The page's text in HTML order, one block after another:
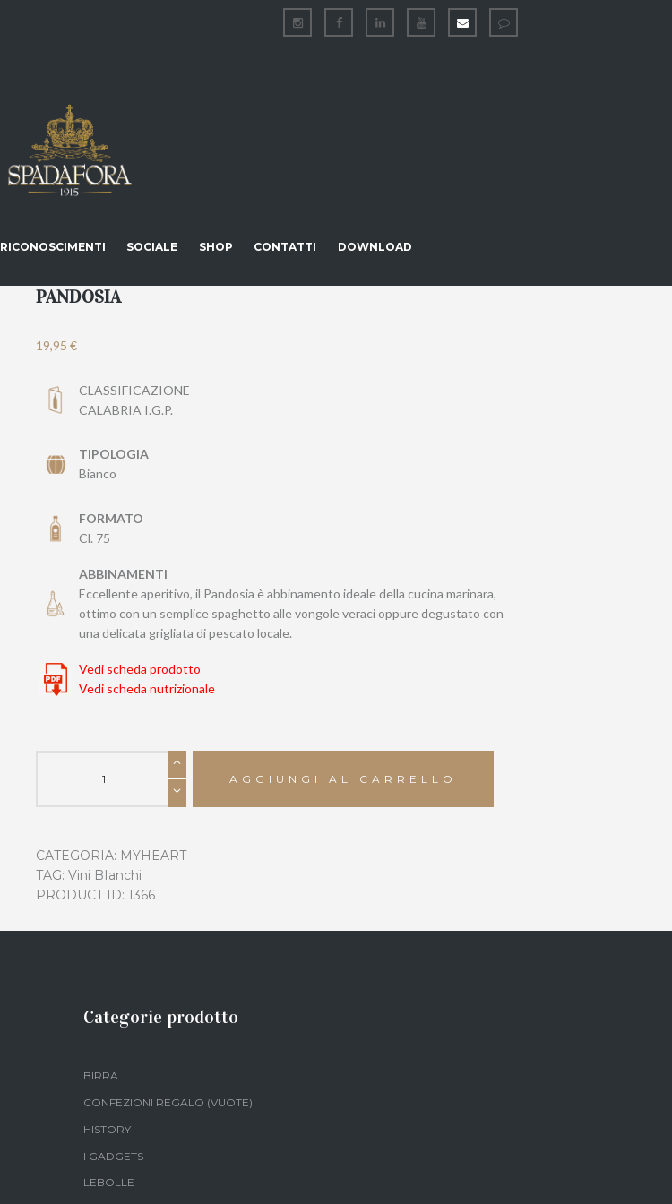
RICONOSCIMENTI SOCIALE SHOP CONTATTI DOWNLOAD
PANDOSIA
19,95 €
CLASSIFICAZIONE
CALABRIA I.G.P.
TIPOLOGIA
Bianco
FORMATO
Cl. 75
ABBINAMENTI
Eccellente aperitivo, il Pandosia è abbinamento ideale della cucina marinara,
ottimo con un semplice spaghetto alle vongole veraci oppure degustato con
una delicata grigliata di pescato locale.
Vedi scheda prodotto
Vedi scheda nutrizionale
AGGIUNGI AL CARRELLO
CATEGORIA: MYHEART
TAG: Vini BIanchi
PRODUCT ID: 1366
Categorie prodotto
BIRRA
CONFEZIONI REGALO (VUOTE)
HISTORY
I GADGETS
LEBOLLE